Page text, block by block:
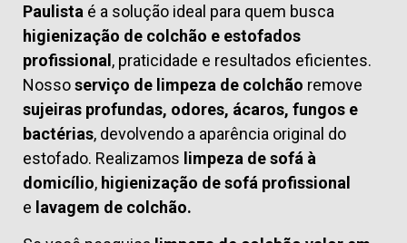
Paulista é a solução ideal para quem busca
higienização de colchão e estofados
profissional, praticidade e resultados eficientes.
Nossoserviço de limpeza de colchão remove
sujeiras profundas, odores, ácaros, fungos e
bactérias, devolvendo a aparência original do
estofado. Realizamos limpeza de sofá à
domicílio, higienização de sofá profissional
e lavagem de colchão.